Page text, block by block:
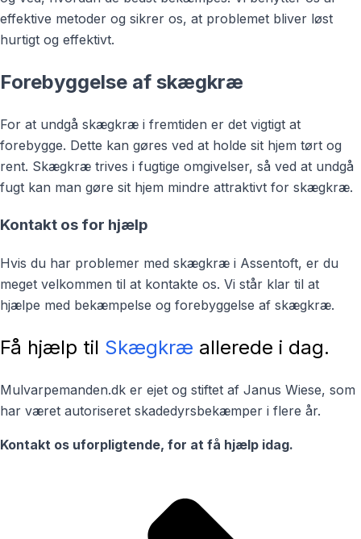
effektive metoder og sikrer os, at problemet bliver løst
hurtigt og effektivt.
Forebyggelse af skægkræ
For at undgå skægkræ i fremtiden er det vigtigt at
forebygge. Dette kan gøres ved at holde sit hjem tørt og
rent. Skægkræ trives i fugtige omgivelser, så ved at undgå
fugt kan man gøre sit hjem mindre attraktivt for skægkræ.
Kontakt os for hjælp
Hvis du har problemer med skægkræ i Assentoft, er du
meget velkommen til at kontakte os. Vi står klar til at
hjælpe med bekæmpelse og forebyggelse af skægkræ.
Få hjælp til Skægkræ allerede i dag.
Mulvarpemanden.dk er ejet og stiftet af Janus Wiese, som
har været autoriseret skadedyrsbekæmper i flere år.
Kontakt os uforpligtende, for at få hjælp idag.